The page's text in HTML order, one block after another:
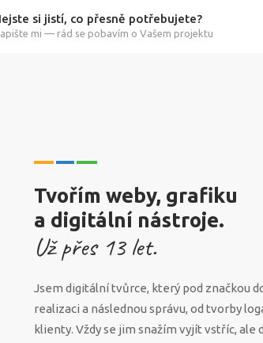
si jistí, co přesně potřebujete?
mi — rád se pobavím o Vašem projektu
Tvořím weby, grafiku
a digitální nástroje.
Už přes 13let.
Jsem digitální tvůrce, který pod značkou
realizaci a následnou správu, od tvorby
klienty. Vždy se jim snažím vyjít vstříc, ale